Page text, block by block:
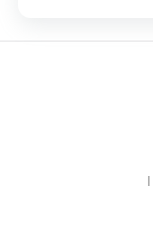
|